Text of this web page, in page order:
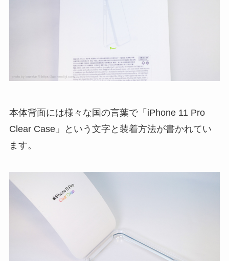
本体背面には様々な国の言葉で「iPhone 11 Pro
Clear Case」という文字と装着方法が書かれてい
ます。